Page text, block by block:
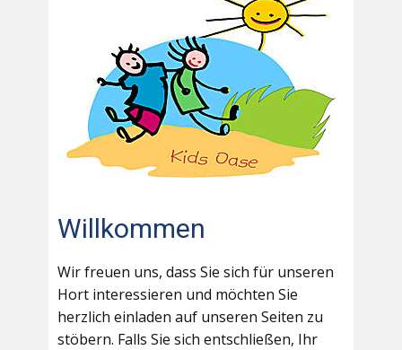
Willkommen
Wir freuen uns, dass Sie sich für unseren
Hort interessieren und möchten Sie
herzlich einladen auf unseren Seiten zu
stöbern. Falls Sie sich entschließen, Ihr